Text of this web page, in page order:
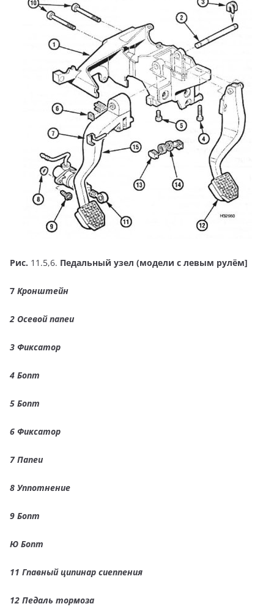
Рис. 11.5,6. Педальный узел (модели с левым рулём]
7 Кронштейн
2 Осевой naneu
3 Фиксатор
4 Бопт
5 Бопт
6 Фиксатор
7 Папеи
8 Уппотнение
9 Бопт
Ю Бопт
11 Гпавный ципинар сиеппения
12 Педаль тормоза